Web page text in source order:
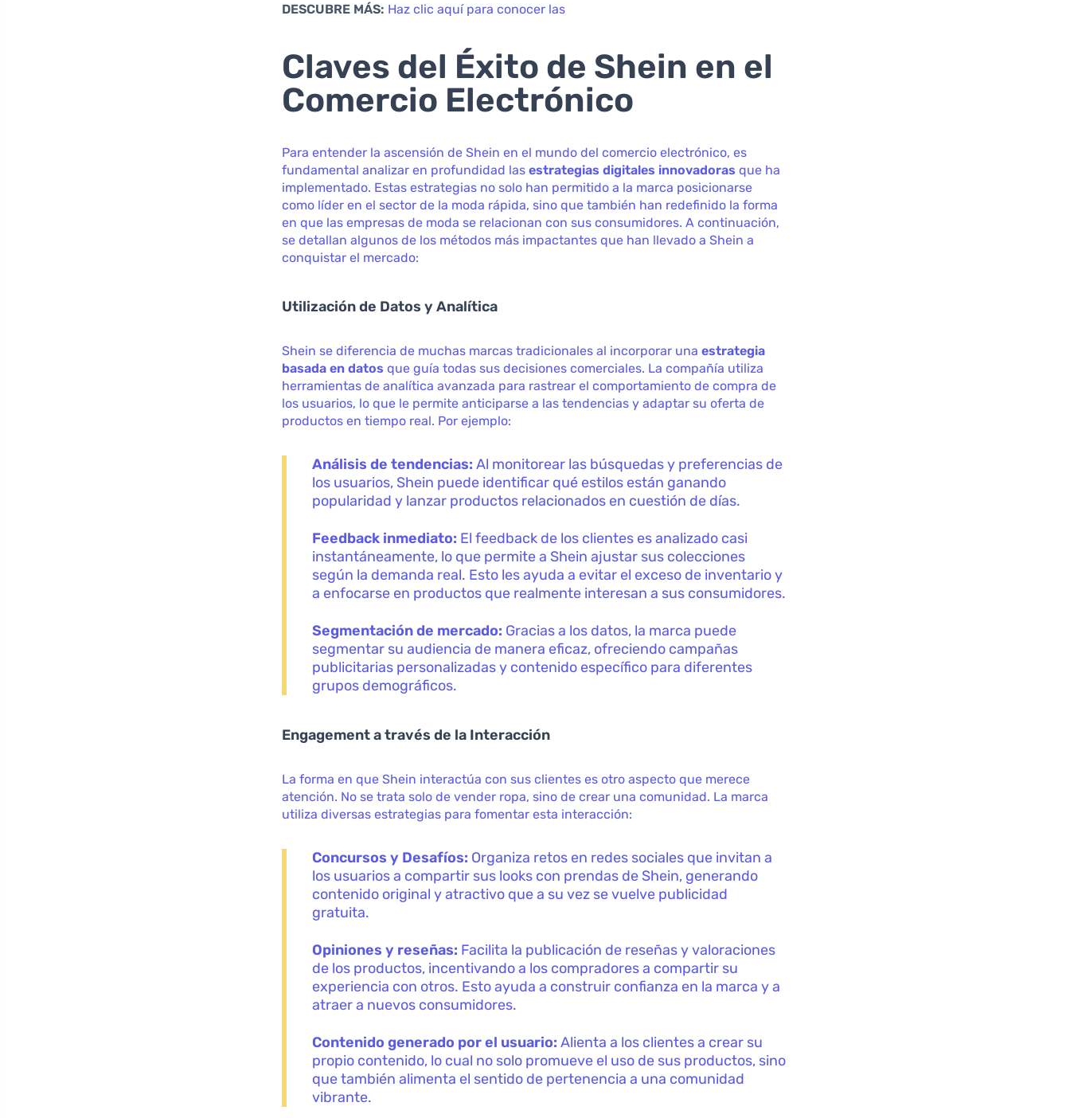
DESCUBRE MÁS: Haz clic aquí para conocer las
Claves del Éxito de Shein en el
Comercio Electrónico
Para entender la ascensión de Shein en el mundo del comercio electrónico, es
fundamental analizar en profundidad lasestrategias digitales innovadoras que ha
implementado. Estas estrategias no solo han permitido a la marca posicionarse
como líder en el sector de la moda rápida, sino que también han redefinido la forma
en que las empresas de moda se relacionan con sus consumidores. A continuación,
se detallan algunos de los métodos más impactantes que han llevado a Shein a
conquistar el mercado:
Utilización de Datos y Analítica
Shein se diferencia de muchas marcas tradicionales al incorporar unaestrategia
basada en datos que guía todas sus decisiones comerciales. La compañía utiliza
herramientas de analítica avanzada para rastrear el comportamiento de compra de
los usuarios, lo que le permite anticiparse a las tendencias y adaptar su oferta de
productos en tiempo real. Por ejemplo:
Análisis de tendencias: Al monitorear las búsquedas y preferencias de
los usuarios, Shein puede identificar qué estilos están ganando
popularidad y lanzar productos relacionados en cuestión de días.
Feedback inmediato: El feedback de los clientes es analizado casi
instantáneamente, lo que permite a Shein ajustar sus colecciones
según la demanda real. Esto les ayuda a evitar el exceso de inventario y
a enfocarse en productos que realmente interesan a sus consumidores.
Segmentación de mercado: Gracias a los datos, la marca puede
segmentar su audiencia de manera eficaz, ofreciendo campañas
publicitarias personalizadas y contenido específico para diferentes
grupos demográficos.
Engagement a través de la Interacción
La forma en que Shein interactúa con sus clientes es otro aspecto que merece
atención. No se trata solo de vender ropa, sino de crear una comunidad. La marca
utiliza diversas estrategias para fomentar esta interacción:
Concursos y Desafíos: Organiza retos en redes sociales que invitan a
los usuarios a compartir sus looks con prendas de Shein, generando
contenido original y atractivo que a su vez se vuelve publicidad
gratuita.
Opiniones y reseñas: Facilita la publicación de reseñas y valoraciones
de los productos, incentivando a los compradores a compartir su
experiencia con otros. Esto ayuda a construir confianza en la marca y a
atraer a nuevos consumidores.
Contenido generado por el usuario: Alienta a los clientes a crear su
propio contenido, lo cual no solo promueve el uso de sus productos, sino
que también alimenta el sentido de pertenencia a una comunidad
vibrante.